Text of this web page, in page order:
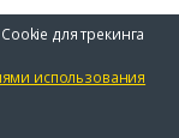
для трекинга
использования